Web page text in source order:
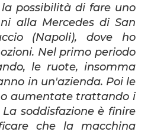
possibilità di fare uno
alla Mercedes di San
(Napoli), dove ho
Nel primo periodo
le ruote, insomma
in un'azienda. Poi le
aumentate trattando i
soddisfazione è finire
che la macchina